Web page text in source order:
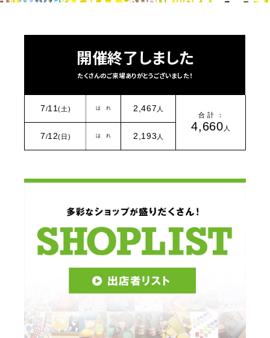
開催終了しました
たくさんのご来場ありがとうございました！
7/11(土) は れ 2,467 人
合 計 ：
4,660 人
7/12(日) は れ 2,193 人